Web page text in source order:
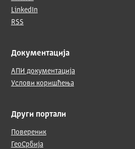
LinkedIn
RSS
Документација
АПИ документација
Услови коришћења
Други портали
Повереник
ГеоСрбија